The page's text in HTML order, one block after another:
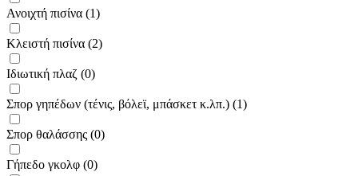
Ανοιχτή πισίνα (1)
Κλειστή πισίνα (2)
Ιδιωτική πλαζ (0)
Σπορ γηπέδων (τένις, βόλεϊ, μπάσκετ κ.λπ.) (1)
Σπορ θαλάσσης (0)
Γήπεδο γκολφ (0)